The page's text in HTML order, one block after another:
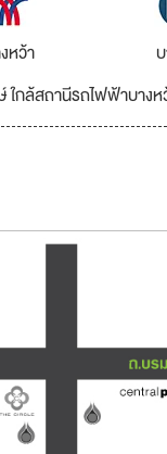
หว้า
กล้สถานีรถไฟฟ้าบางห